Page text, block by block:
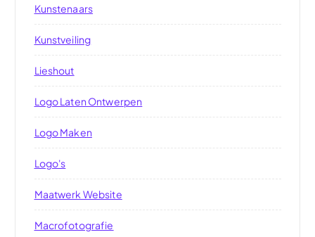
Kunstenaars
Kunstveiling
Lieshout
Logo Laten Ontwerpen
Logo Maken
Logo's
Maatwerk Website
Macrofotografie